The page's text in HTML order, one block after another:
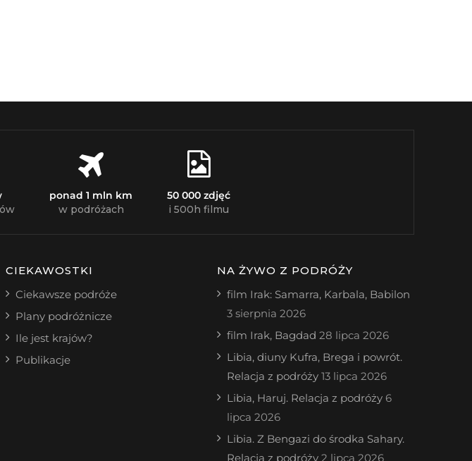
ponad 1 mln km
w podróżach
50 000 zdjęć
i 500h filmu
CIEKAWOSTKI
Ciekawsze podróże
Plany podróżnicze
Ile jest krajów?
Publikacje
NA ŻYWO Z PODRÓŻY
film Irak: Samarra, Karbala, Babilon
3 sierpnia 2026
film Irak, Bagdad 28 lipca 2026
Libia, diuny Kufra, Brega i powrót.
Relacja z podróży 13 lipca 2026
Libia, Haruj. Relacja z podróży 6
lipca 2026
Libia. Z Bengazi do środka Sahary.
Relacja z podróży 2 lipca 2026